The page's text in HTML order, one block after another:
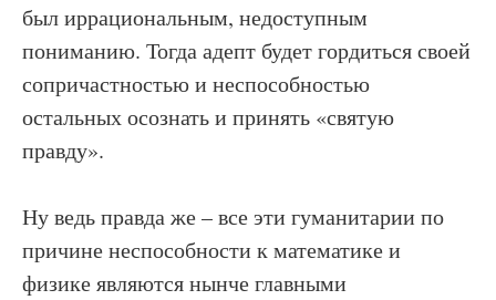
был иррациональным, недоступным
пониманию. Тогда адепт будет гордиться своей
сопричастностью и неспособностью
остальных осознать и принять «святую
правду».
Ну ведь правда же – все эти гуманитарии по
причине неспособности к математике и
физике являются нынче главными